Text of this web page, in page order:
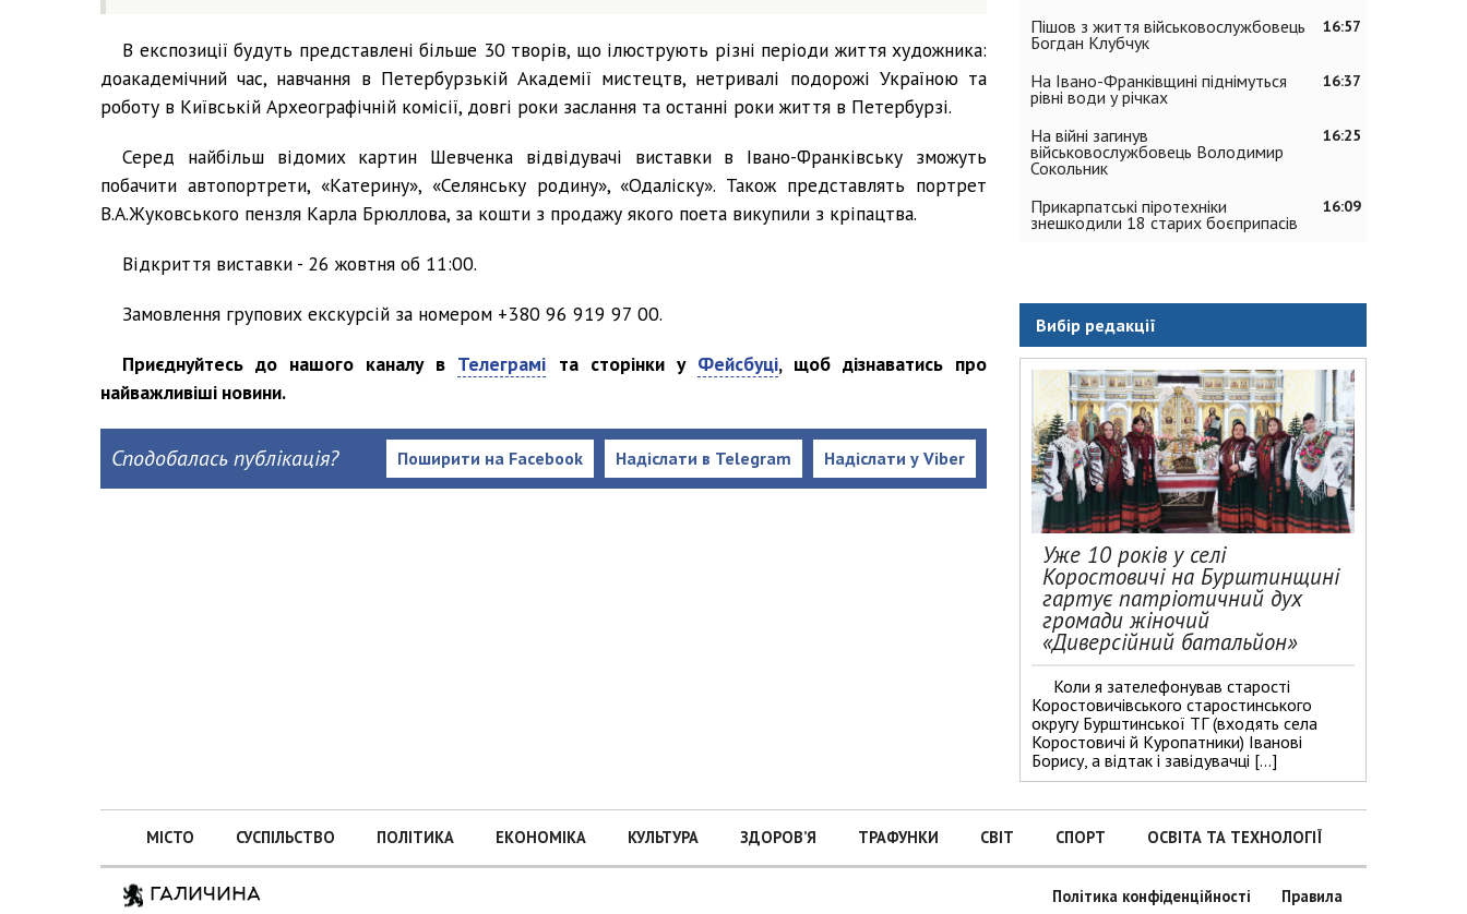
В експозиції будуть представлені більше 30 творів, що ілюструють різні періоди життя художника:
доакадемічний час, навчання в Петербурзькій Академії мистецтв, нетривалі подорожі Україною та
роботу в Київській Археографічній комісії, довгі роки заслання та останні роки життя в Петербурзі.
Серед найбільш відомих картин Шевченка відвідувачі виставки в Івано-Франківську зможуть
побачити автопортрети, «Катерину», «Селянську родину», «Одаліску». Також представлять портрет
В.А.Жуковського пензля Карла Брюллова, за кошти з продажу якого поета викупили з кріпацтва.
Відкриття виставки - 26 жовтня об 11:00.
Замовлення групових екскурсій за номером +380 96 919 97 00.
Приєднуйтесь до нашого каналу в Телеграмі та сторінки у Фейсбуці, щоб дізнаватись про
найважливіші новини.
Сподобалась публікація? Надіслати у Viber
Надіслати в Telegram
Поширити на Facebook
16:57
Пішов з життя військовослужбовець
Богдан Клубчук
16:37
На Івано-Франківщині піднімуться
рівні води у річках
16:25
На війні загинув
військовослужбовець Володимир
Сокольник
16:09
Прикарпатські піротехніки
знешкодили 18 старих боєприпасів
Вибір редакції
Уже 10 років у селі
Коростовичі на Бурштинщині
гартує патріотичний дух
громади жіночий
«Диверсійний батальйон»
Коли я зателефонував старості
Коростовичівського старостинського
округу Бурштинської ТГ (входять села
Коростовичі й Куропатники) Іванові
Борису, а відтак і завідувачці […]
МІСТО СУСПІЛЬСТВО ПОЛІТИКА ЕКОНОМІКА КУЛЬТУРА ЗДОРОВ’Я ТРАФУНКИ СВІТ СПОРТ ОСВІТА ТА ТЕХНОЛОГІЇ
ГАЛИЧИНА Політика конфіденційності Правила